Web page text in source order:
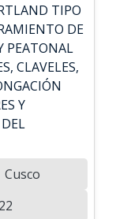
TIPO
DE
PEATONAL
CLAVELES,
Y
Cusco